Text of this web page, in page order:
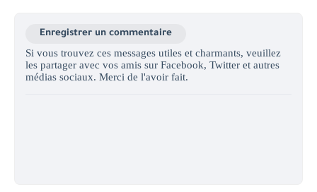
Enregistrer un commentaire
Si vous trouvez ces messages utiles et charmants, veuillez
les partager avec vos amis sur Facebook, Twitter et autres
médias sociaux. Merci de l'avoir fait.